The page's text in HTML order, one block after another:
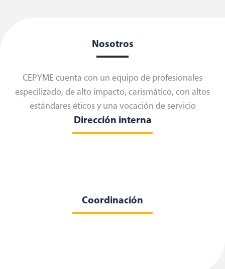
Nosotros
CEPYME cuenta con un equipo de profesionales
especilizado, de alto impacto, carismático, con altos
estándares éticos y una vocación de servicio
Dirección interna
Coordinación